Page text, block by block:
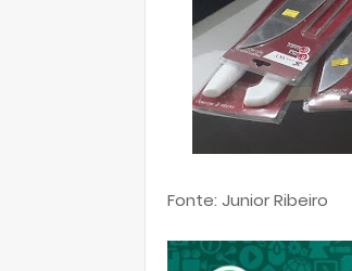
Fonte: Junior Ribeiro